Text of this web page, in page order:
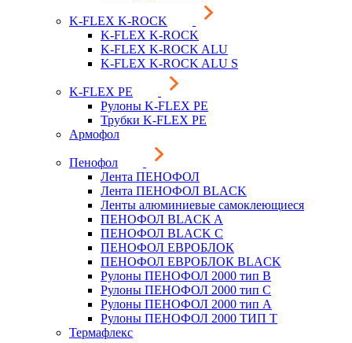
K-FLEX K-ROCK
K-FLEX K-ROCK
K-FLEX K-ROCK ALU
K-FLEX K-ROCK ALU S
K-FLEX PE
Рулоны K-FLEX PE
Трубки K-FLEX PE
Армофол
Пенофол
Лента ПЕНОФОЛ
Лента ПЕНОФОЛ BLACK
Ленты алюминиевые самоклеющиеся
ПЕНОФОЛ BLACK A
ПЕНОФОЛ BLACK С
ПЕНОФОЛ ЕВРОБЛОК
ПЕНОФОЛ ЕВРОБЛОК BLACK
Рулоны ПЕНОФОЛ 2000 тип B
Рулоны ПЕНОФОЛ 2000 тип C
Рулоны ПЕНОФОЛ 2000 тип А
Рулоны ПЕНОФОЛ 2000 ТИП Т
Термафлекс